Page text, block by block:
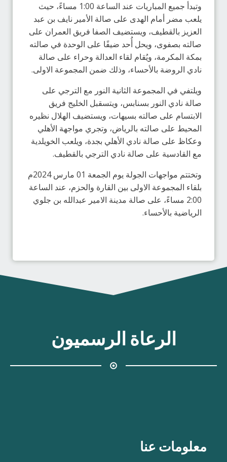
وتبدأ جميع المباريات عند الساعة 1:00 مساءً، حيث
يلعب مضر أمام الهدى على صالة الأمير نايف بن عبد
العزيز بالقطيف، ويستضيف الصفا فريق العمران على
صالته بصفوى، ويحل أُحد ضيفًا على الوحدة في صالته
بمكة المكرمة، ويُقام لقاء العدالة وحراء على صالة
نادي الروضة بالأحساء، وذلك ضمن المجموعة الاولى.
ويلتفي في المجموعة الثانية النور مع الترجي على
صالة نادي النور بسنابس، ويتسقبل الخليج فريق
الابتسام على صالته بسيهات، ويستضيف الهلال نظيره
المحيط على صالته بالرياض، وتجري مواجهة الأهلي
وعكاظ على صالة نادي الأهلي بجدة، ويلعب الخويلدية
مع القادسية على صالة نادي الترجي بالقطيف.
وتختتم مواجهات الجولة يوم الجمعة 01 مارس 2024م
بلقاء المجموعة الاولى بين القارة والحزم، عند الساعة
2:00 مساءً، على صالة مدينة الامير عبدالله بن جلوي
الرياضية بالأحساء.
الرعاة الرسميون
معلومات عنا